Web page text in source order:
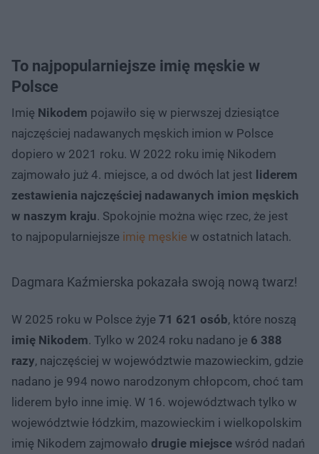
To najpopularniejsze imię męskie w
Polsce
Imię Nikodem pojawiło się w pierwszej dziesiątce
najczęściej nadawanych męskich imion w Polsce
dopiero w 2021 roku. W 2022 roku imię Nikodem
zajmowało już 4. miejsce, a od dwóch lat jest liderem
zestawienia najczęściej nadawanych imion męskich
w naszym kraju. Spokojnie można więc rzec, że jest
to najpopularniejsze imię męskie w ostatnich latach.
Dagmara Kaźmierska pokazała swoją nową twarz!
W 2025 roku w Polsce żyje 71 621 osób, które noszą
imię Nikodem. Tylko w 2024 roku nadano je 6 388
razy, najczęściej w województwie mazowieckim, gdzie
nadano je 994 nowo narodzonym chłopcom, choć tam
liderem było inne imię. W 16. województwach tylko w
województwie łódzkim, mazowieckim i wielkopolskim
imię Nikodem zajmowało drugie miejsce wśród nadań